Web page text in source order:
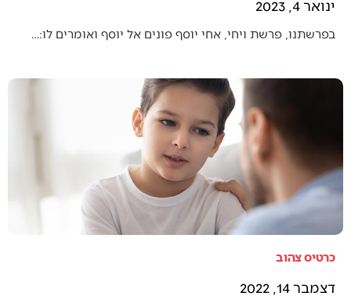
ינואר 4, 2023
בפרשתנו, פרשת ויחי, אחי יוסף פונים אל יוסף ואומרים לו:…
כרטיס צהוב
דצמבר 14, 2022